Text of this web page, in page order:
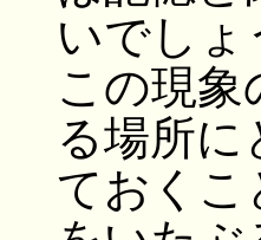
いでしょ
この現象
る場所に
ておくこ